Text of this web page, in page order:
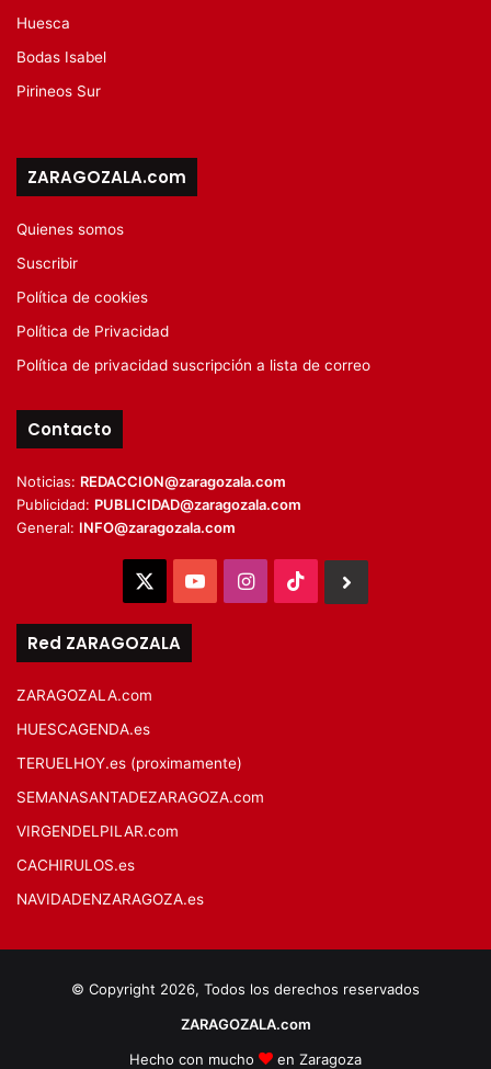
Huesca
Bodas Isabel
Pirineos Sur
ZARAGOZALA.com
Quienes somos
Suscribir
Política de cookies
Política de Privacidad
Política de privacidad suscripción a lista de correo
Contacto
Noticias: REDACCION@zaragozala.com
Publicidad: PUBLICIDAD@zaragozala.com
General: INFO@zaragozala.com
YouTubeInstagram
TikTok
Red ZARAGOZALA
ZARAGOZALA.com
HUESCAGENDA.es
TERUELHOY.es (proximamente)
SEMANASANTADEZARAGOZA.com
VIRGENDELPILAR.com
CACHIRULOS.es
NAVIDADENZARAGOZA.es
© Copyright 2026, Todos los derechos reservados
ZARAGOZALA.com
Hecho con mucho
en Zaragoza